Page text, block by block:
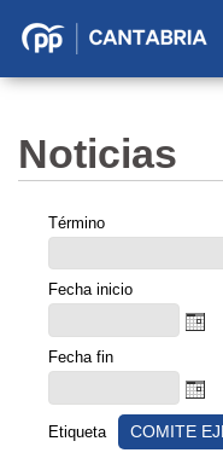
Partido
Cantabria
Noticias
Término
Fecha inicio
Fecha fin
Etiqueta COMITE